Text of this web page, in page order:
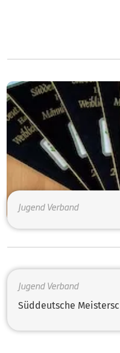
Jugend Verband
Jugend Verband
Süddeutsche